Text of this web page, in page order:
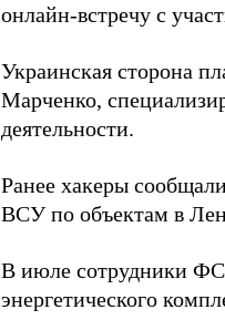
онлайн-встречу с
Украинская сторона
Марченко,
деятельности.
Ранее хакеры
ВСУ по объектам в
В июле сотрудники
энергетического